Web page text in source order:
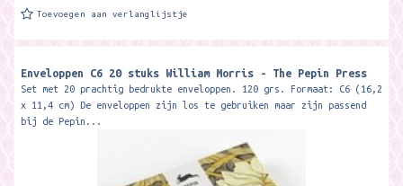
Toevoegen aan verlanglijstje
Enveloppen C6 20 stuks William Morris - The Pepin Press
Set met 20 prachtig bedrukte enveloppen. 120 grs. Formaat: C6 (16,2
x 11,4 cm) De enveloppen zijn los te gebruiken maar zijn passend
bij de Pepin...